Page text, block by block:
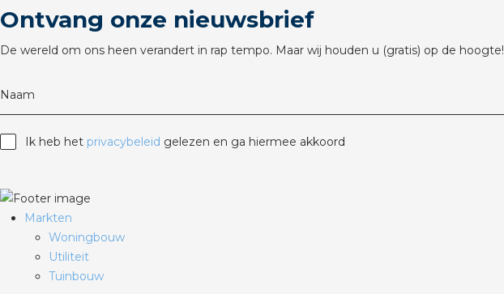
Ontvang onze nieuwsbrief
De wereld om ons heen verandert in rap tempo. Maar wij houden u (gratis) op de hoogte!
Naam
Ik heb het privacybeleid gelezen en ga hiermee akkoord
Markten
Woningbouw
Utiliteit
Tuinbouw